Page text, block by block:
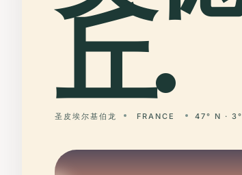
丘.
圣皮埃尔基伯龙 FRANCE 47° N ·